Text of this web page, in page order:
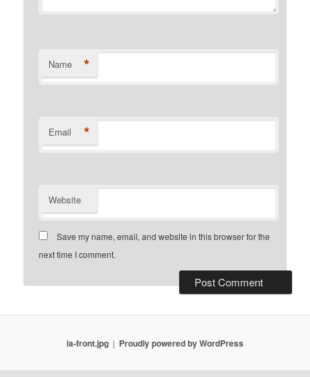
Name *
Email *
Website
Save my name, email, and website in this browser for the
next time I comment.
ia-front.jpg Proudly powered by WordPress